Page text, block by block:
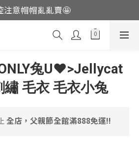
裡現貨不用等👟
注意帽帽亂亂賣🤩
這裡現貨不用等👟
兔U❤️>Jellycat
繡 毛衣 毛衣小兔
全店，父親節全館滿888免運!!